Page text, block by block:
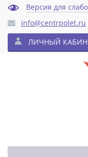
Версия для
info@centrpolet.ru
ЛИЧНЫЙ